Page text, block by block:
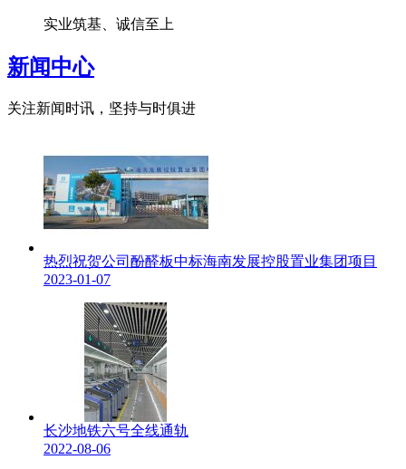
实业筑基、诚信至上
新闻中心
关注新闻时讯，坚持与时俱进
热烈祝贺公司酚醛板中标海南发展控股置业集团项目
2023-01-07
长沙地铁六号全线通轨
2022-08-06